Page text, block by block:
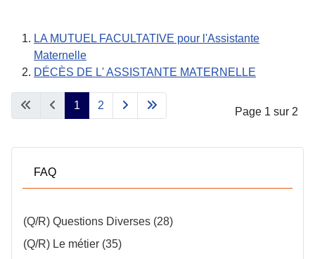
LA MUTUEL FACULTATIVE pour l'Assistante
Maternelle
DÉCÈS DE L' ASSISTANTE MATERNELLE
Page 1 sur 2
1 2
FAQ
(Q/R) Questions Diverses (28)
(Q/R) Le métier (35)